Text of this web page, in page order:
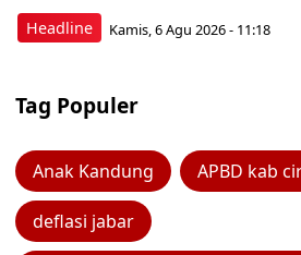
Headline Kamis, 6 Agu 2026 - 11:18
Tag Populer
Anak Kandung APBD kab
deflasi jabar